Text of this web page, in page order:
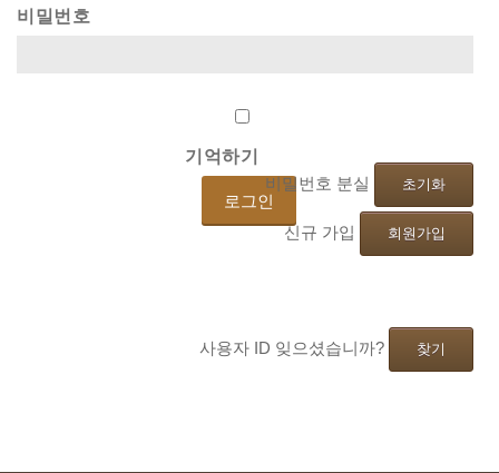
비밀번호
기억하기
비밀번호 분실 초기화
신규 가입 회원가입
사용자 ID 잊으셨습니까? 찾기